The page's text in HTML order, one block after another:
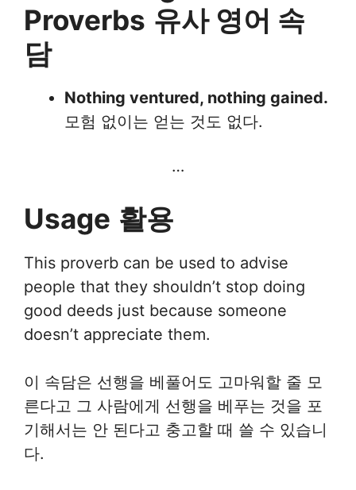
Proverbs 유사 영어 속
담
Nothing ventured, nothing gained.
모험 없이는 얻는 것도 없다.
…
Usage 활용
This proverb can be used to advise
people that they shouldn’t stop doing
good deeds just because someone
doesn’t appreciate them.
이 속담은 선행을 베풀어도 고마워할 줄 모
른다고 그 사람에게 선행을 베푸는 것을 포
기해서는 안 된다고 충고할 때 쓸 수 있습니
다.